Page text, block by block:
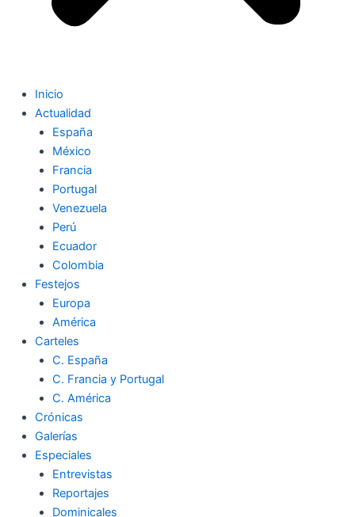
Inicio
Actualidad
España
México
Francia
Portugal
Venezuela
Perú
Ecuador
Colombia
Festejos
Europa
América
Carteles
C. España
C. Francia y Portugal
C. América
Crónicas
Galerías
Especiales
Entrevistas
Reportajes
Dominicales